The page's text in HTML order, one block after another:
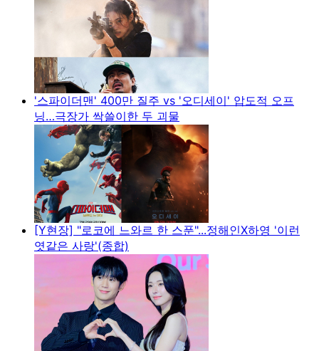
'스파이더맨' 400만 질주 vs '오디세이' 압도적 오프
닝…극장가 싹쓸이한 두 괴물
[Y현장] "로코에 느와르 한 스푼"...정해인X하영 '이런
엿같은 사랑'(종합)